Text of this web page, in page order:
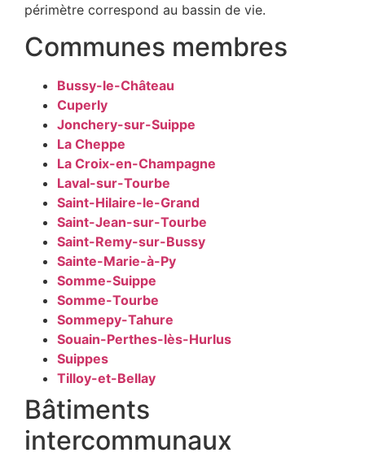
périmètre correspond au bassin de vie.
Communes membres
Bussy-le-Château
Cuperly
Jonchery-sur-Suippe
La Cheppe
La Croix-en-Champagne
Laval-sur-Tourbe
Saint-Hilaire-le-Grand
Saint-Jean-sur-Tourbe
Saint-Remy-sur-Bussy
Sainte-Marie-à-Py
Somme-Suippe
Somme-Tourbe
Sommepy-Tahure
Souain-Perthes-lès-Hurlus
Suippes
Tilloy-et-Bellay
Bâtiments
intercommunaux